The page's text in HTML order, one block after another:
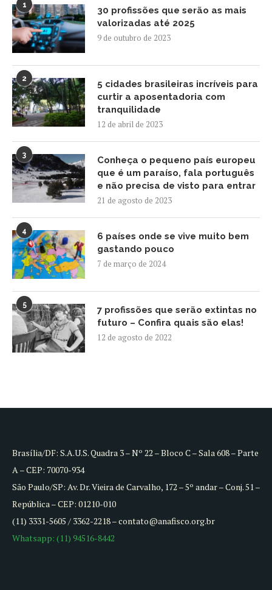
1
30 profissões que serão as mais
valorizadas até 2025
9 de outubro de 2023
2
5 cidades brasileiras incríveis para
curtir a aposentadoria com
tranquilidade
12 de abril de 2023
3
Conheça o pequeno país europeu
que é um paraíso, fala português
e não precisa de visto para entrar
21 de agosto de 2023
4
6 países onde se vive muito bem
gastando pouco
7 de março de 2024
5
7 profissões que serão extintas no
futuro – Confira quais são elas!
12 de agosto de 2022
Brasília/DF: S.A.U.S. Quadra 3 – Nº 22 – Bloco C – Sala 608 – Parte
A – CEP: 70070-934
São Paulo/SP: Av. Dr. Vieira de Carvalho, 172 – 5º andar – Conj. 51 –
República – CEP: 01210-010
(11) 3331-5605 / 3362-2218 – contato@anafisco.org.br
Whatsapp: (11) 94516-8442